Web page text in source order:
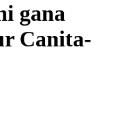
gana
Canita-